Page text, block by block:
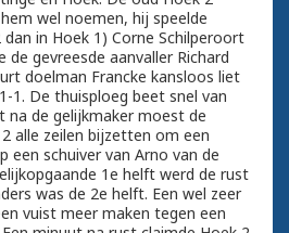
wel noemen, hij speelde
in Hoek 1) Corne Schilperoort
de gevreesde aanvaller Richard
doelman Francke kansloos liet
1. De thuisploeg beet snel van
na de gelijkmaker moest de
alle zeilen bijzetten om een
schuiver van Arno van de
1e helft werd de rust
was de 2e helft. Een wel zeer
vuist meer maken tegen een